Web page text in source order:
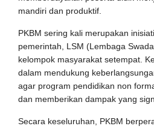
mandiri dan produktif.
PKBM sering kali merupakan
pemerintah, LSM (Lembaga
kelompok masyarakat setempat.
dalam mendukung
agar program pendidikan non
dan memberikan dampak yang
Secara keseluruhan, PKBM